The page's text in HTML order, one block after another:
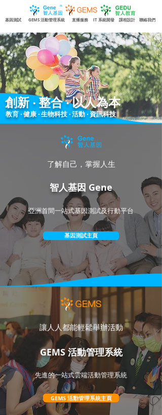
基因測試 GEMS 活動管理系統 直播服務 IT 系統開發 課程設計 聯絡我們
創新 ‧ 整合 ‧ 以人為本
教育 ‧ 健康 ‧ 生物科技 ‧ 活動 ‧ 資訊科技
了解自己，掌握人生
智人基因 Gene
亞洲首間一站式基因測試及行動平台
基因測試主頁
讓人人都能輕鬆舉辦活動
GEMS 活動管理系統
先進的一站式雲端活動管理系統
GEMS 活動管理系統主頁